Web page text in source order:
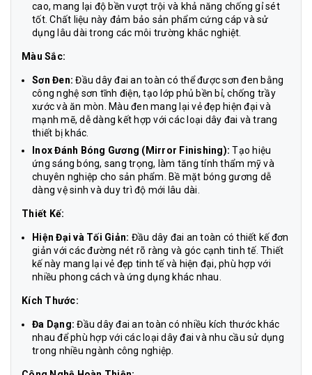
cao, mang lại độ bền vượt trội và khả năng chống gỉ sét
tốt. Chất liệu này đảm bảo sản phẩm cứng cáp và sử
dụng lâu dài trong các môi trường khắc nghiệt.
Màu Sắc:
Sơn Đen: Đầu dây đai an toàn có thể được sơn đen bằng
công nghệ sơn tĩnh điện, tạo lớp phủ bền bỉ, chống trầy
xước và ăn mòn. Màu đen mang lại vẻ đẹp hiện đại và
mạnh mẽ, dễ dàng kết hợp với các loại dây đai và trang
thiết bị khác.
Inox Đánh Bóng Gương (Mirror Finishing): Tạo hiệu
ứng sáng bóng, sang trọng, làm tăng tính thẩm mỹ và
chuyên nghiệp cho sản phẩm. Bề mặt bóng gương dễ
dàng vệ sinh và duy trì độ mới lâu dài.
Thiết Kế:
Hiện Đại và Tối Giản: Đầu dây đai an toàn có thiết kế đơn
giản với các đường nét rõ ràng và góc cạnh tinh tế. Thiết
kế này mang lại vẻ đẹp tinh tế và hiện đại, phù hợp với
nhiều phong cách và ứng dụng khác nhau.
Kích Thước:
Đa Dạng: Đầu dây đai an toàn có nhiều kích thước khác
nhau để phù hợp với các loại dây đai và nhu cầu sử dụng
trong nhiều ngành công nghiệp.